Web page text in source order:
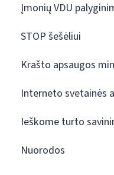
Įmonių VDU
STOP šešėliui
Krašto apsaugos
Interneto svetainės
Ieškome turto
Nuorodos